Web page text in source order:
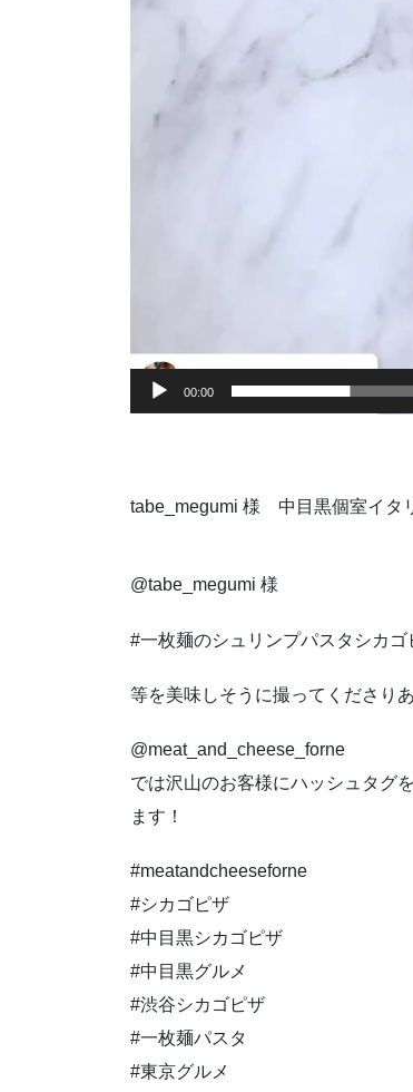
00:00
tabe_megumi 様 中目黒個室イタ
@tabe_megumi 様
#一枚麺のシュリンプパスタシカゴ
等を美味しそうに撮ってくださり
@meat_and_cheese_forne
では沢山のお客様にハッシュタグ
ます！
#meatandcheeseforne
#シカゴピザ
#中目黒シカゴピザ
#中目黒グルメ
#渋谷シカゴピザ
#一枚麺パスタ
#東京グルメ